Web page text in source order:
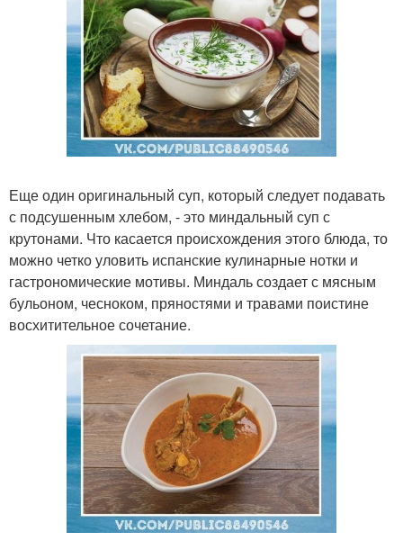
Еще один оригинальный суп, который следует подавать
с подсушенным хлебом, - это миндальный суп с
крутонами. Что касается происхождения этого блюда, то
можно четко уловить испанские кулинарные нотки и
гастрономические мотивы. Миндаль создает с мясным
бульоном, чесноком, пряностями и травами поистине
восхитительное сочетание.